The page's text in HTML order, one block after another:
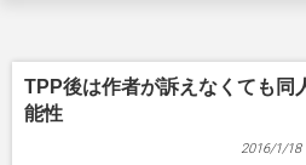
TPP後は作者が訴えなくても同
能性
2016/1/18